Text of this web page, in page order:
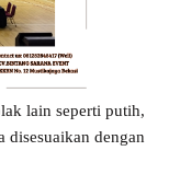
lain seperti putih,
dengan